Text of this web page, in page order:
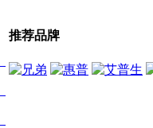
推荐品牌